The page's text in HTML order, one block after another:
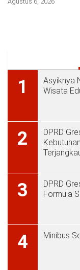
1
Asyiknya
Wisata
2
DPRD
3
DPRD
Formula
4 Minibus